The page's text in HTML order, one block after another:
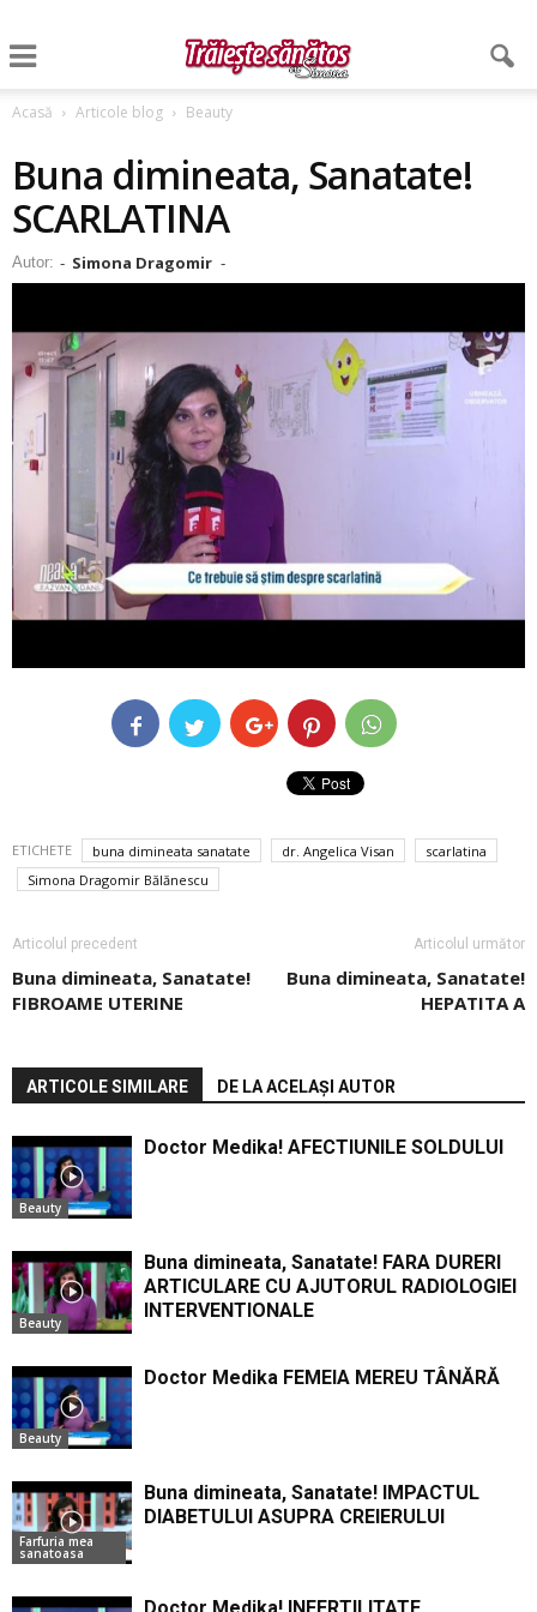
Acasă Articole blog Beauty
Buna dimineata, Sanatate!
SCARLATINA
Autor: - Simona Dragomir -
ETICHETE buna dimineata sanatate dr. Angelica Visan
scarlatina
Simona Dragomir Bălănescu
Articolul precedent
Buna dimineata, Sanatate!
FIBROAME UTERINE
Articolul următor
Buna dimineata, Sanatate!
HEPATITA A
ARTICOLE SIMILARE DE LA ACELAȘI AUTOR
Beauty
Doctor Medika! AFECTIUNILE SOLDULUI
Beauty
Buna dimineata, Sanatate! FARA DURERI
ARTICULARE CU AJUTORUL RADIOLOGIEI
INTERVENTIONALE
Beauty
Doctor Medika FEMEIA MEREU TÂNĂRĂ
Farfuria mea
sanatoasa
Buna dimineata, Sanatate! IMPACTUL
DIABETULUI ASUPRA CREIERULUI